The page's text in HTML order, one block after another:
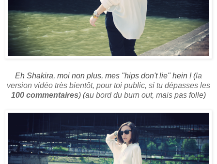
Eh Shakira, moi non plus, mes "hips don't lie" hein ! (la
version vidéo très bientôt, pour toi public, si tu dépasses les
100 commentaires) (au bord du burn out, mais pas folle)